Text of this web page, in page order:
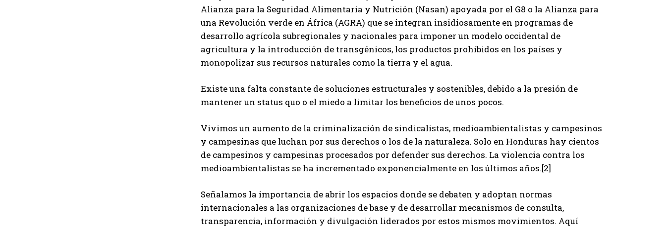
Alianza para la Seguridad Alimentaria y Nutrición (Nasan) apoyada por el G8 o la Alianza para
una Revolución verde en África (AGRA) que se integran insidiosamente en programas de
desarrollo agrícola subregionales y nacionales para imponer un modelo occidental de
agricultura y la introducción de transgénicos, los productos prohibidos en los países y
monopolizar sus recursos naturales como la tierra y el agua.
Existe una falta constante de soluciones estructurales y sostenibles, debido a la presión de
mantener un status quo o el miedo a limitar los beneficios de unos pocos.
Vivimos un aumento de la criminalización de sindicalistas, medioambientalistas y campesinos
y campesinas que luchan por sus derechos o los de la naturaleza. Solo en Honduras hay cientos
de campesinos y campesinas procesados por defender sus derechos. La violencia contra los
medioambientalistas se ha incrementado exponencialmente en los últimos años.[2]
Señalamos la importancia de abrir los espacios donde se debaten y adoptan normas
internacionales a las organizaciones de base y de desarrollar mecanismos de consulta,
transparencia, información y divulgación liderados por estos mismos movimientos. Aquí